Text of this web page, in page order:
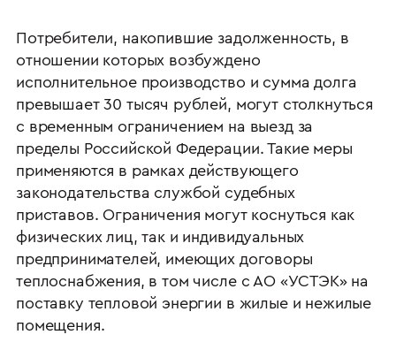
Потребители, накопившие задолженность, в
отношении которых возбуждено
исполнительное производство и сумма долга
превышает 30 тысяч рублей, могут столкнуться
с временным ограничением на выезд за
пределы Российской Федерации. Такие меры
применяются в рамках действующего
законодательства службой судебных
приставов. Ограничения могут коснуться как
физических лиц, так и индивидуальных
предпринимателей, имеющих договоры
теплоснабжения, в том числе с АО «УСТЭК» на
поставку тепловой энергии в жилые и нежилые
помещения.